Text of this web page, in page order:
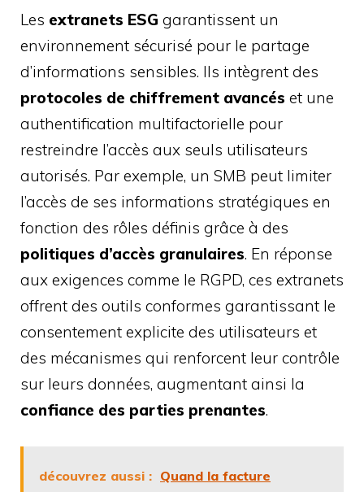
Les extranets ESG garantissent un
environnement sécurisé pour le partage
d’informations sensibles. Ils intègrent des
protocoles de chiffrement avancés et une
authentification multifactorielle pour
restreindre l’accès aux seuls utilisateurs
autorisés. Par exemple, un SMB peut limiter
l’accès de ses informations stratégiques en
fonction des rôles définis grâce à des
politiques d’accès granulaires. En réponse
aux exigences comme le RGPD, ces extranets
offrent des outils conformes garantissant le
consentement explicite des utilisateurs et
des mécanismes qui renforcent leur contrôle
sur leurs données, augmentant ainsi la
confiance des parties prenantes.
découvrez aussi : Quand la facture